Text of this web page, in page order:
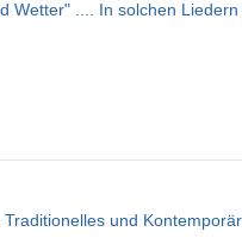
Wetter" .... In solchen
Traditionelles und